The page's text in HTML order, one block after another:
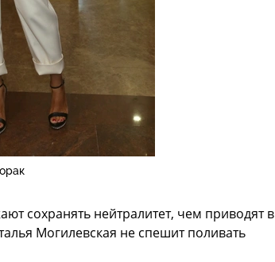
сохранять нейтралитет, чем приводят в
Могилевская не спешит поливать